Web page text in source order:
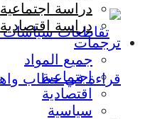
دراسة اجتماعية
دراسة اقتصادية
ترجمات
جميع المواد
اجتماعية
اقتصادية
سياسية